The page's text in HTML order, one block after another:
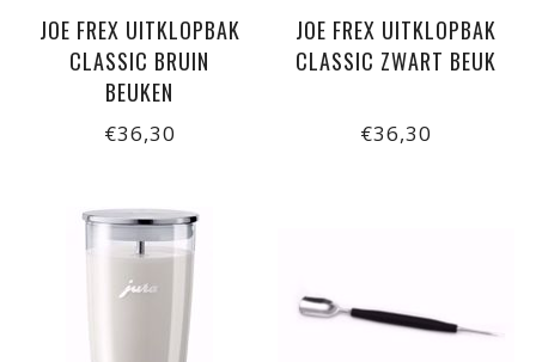
JOE FREX UITKLOPBAK
CLASSIC BRUIN
BEUKEN
€36,30
JOE FREX UITKLOPBAK
CLASSIC ZWART BEUK
€36,30